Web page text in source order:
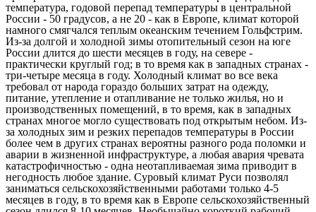
температура, годовой перепад температуры в центральной
России - 50 градусов, а не 20 - как в Европе, климат которой
намного смягчался теплым океанским течением Гольфстрим.
Из-за долгой и холодной зимы отопительный сезон на юге
России длится до шести месяцев в году, на севере -
практически круглый год; в то время как в западных странах -
три-четыре месяца в году. Холодный климат во все века
требовал от народа гораздо больших затрат на одежду,
питание, утепление и отапливание не только жилья, но и
производственных помещений, в то время, как в западных
странах многое могло существовать под открытым небом. Из-
за холодных зим и резких перепадов температуры в России
более чем в других странах вероятны разного рода поломки и
аварии в жизненной инфраструктуре, а любая авария чревата
катастрофичностью - одна неотапливаемая зима приводит в
негодность любое здание. Суровый климат Руси позволял
заниматься сельскохозяйственными работами только 4-5
месяцев в году, в то время как в Европе сельскохозяйственный